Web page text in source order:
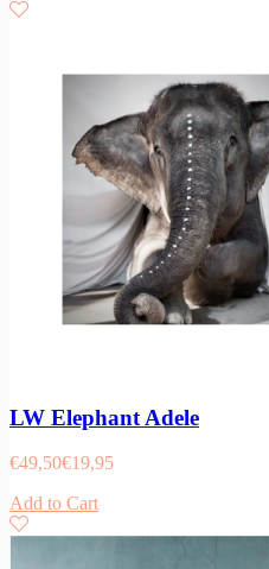
LW Elephant Adele
€49,50€19,95
Add to Cart